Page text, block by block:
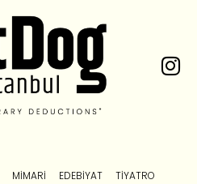
MIMARI EDEBIYAT
TIYATRO